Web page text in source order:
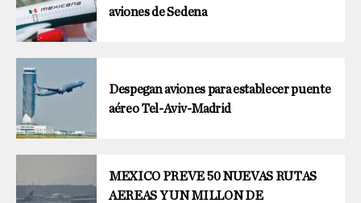
aviones de Sedena
Despegan aviones para establecer puente
aéreo Tel-Aviv-Madrid
MEXICO PREVE 50 NUEVAS RUTAS
AEREAS Y UN MILLON DE